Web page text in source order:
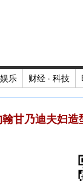
娱乐 财经 · 科技
翰甘乃迪夫妇